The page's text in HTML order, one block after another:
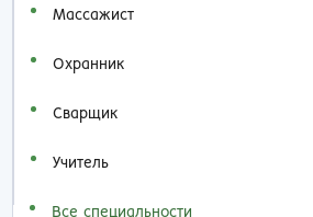
Массажист
Охранник
Сварщик
Учитель
Все специальности